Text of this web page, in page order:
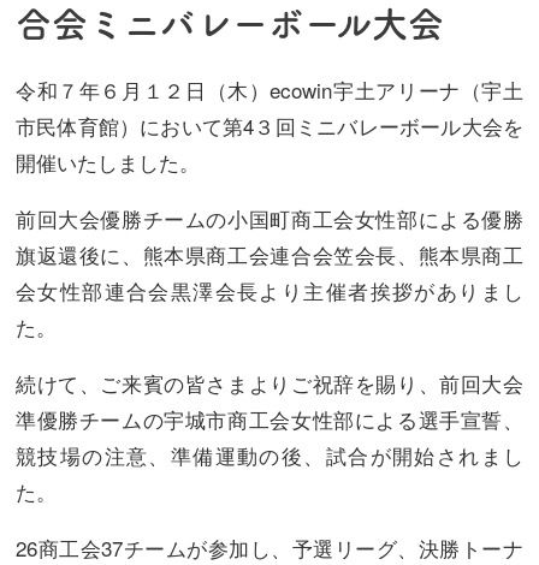
合会ミニバレーボール大会
令和７年６月１２日（木）ecowin宇土アリーナ（宇土
市民体育館）において第4３回ミニバレーボール大会を
開催いたしました。
前回大会優勝チームの小国町商工会女性部による優勝
旗返還後に、熊本県商工会連合会笠会長、熊本県商工
会女性部連合会黒澤会長より主催者挨拶がありまし
た。
続けて、ご来賓の皆さまよりご祝辞を賜り、前回大会
準優勝チームの宇城市商工会女性部による選手宣誓、
競技場の注意、準備運動の後、試合が開始されまし
た。
26商工会37チームが参加し、予選リーグ、決勝トーナ